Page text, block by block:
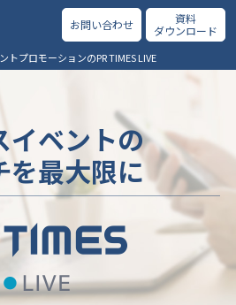
お問い合わせ
資料
ダウンロード
トプロモーションのPR TIMES LIVE
イベントの
を最大限に